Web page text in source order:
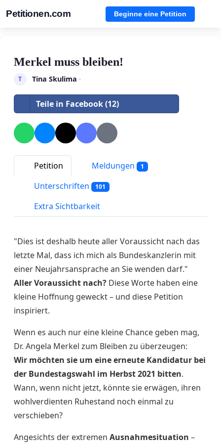
Petitionen.com Beginne eine Petition
Merkel muss bleiben!
T Tina Skulima ·
Teile in Facebook (12)
Petition Meldungen 1
Unterschriften 101
Extra Sichtbarkeit
"Dies ist deshalb heute aller Voraussicht nach das
letzte Mal, dass ich mich als Bundeskanzlerin mit
einer Neujahrsansprache an Sie wenden darf."
Aller Voraussicht nach? Diese Worte haben eine
kleine Hoffnung geweckt – und diese Petition
inspiriert.
Wenn es auch nur eine kleine Chance geben mag,
Dr. Angela Merkel zum Bleiben zu überzeugen:
Wir möchten sie um eine erneute Kandidatur bei
der Bundestagswahl im Herbst 2021 bitten.
Wann, wenn nicht jetzt, könnte sie erwägen, ihren
wohlverdienten Ruhestand noch einmal zu
verschieben?
Angesichts der extremen Ausnahmesituation –